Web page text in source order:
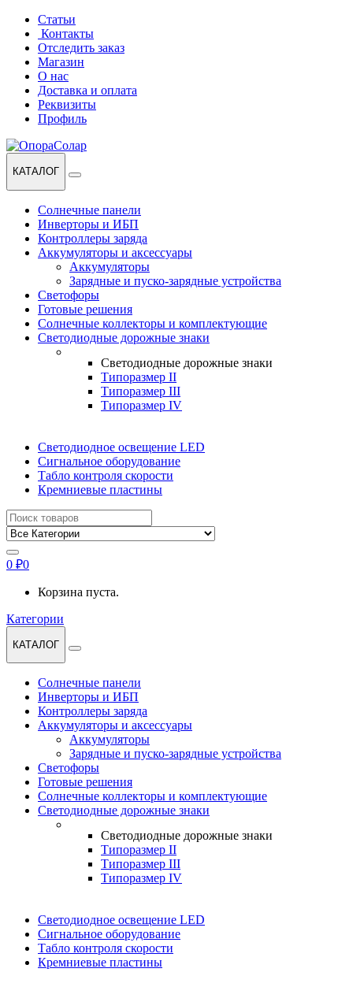
Перейти
навигации
Перейти
содержанию
Статьи
Контакты
Отследить заказ
Магазин
О нас
Доставка и оплата
Реквизиты
Профиль
КАТАЛОГ
Солнечные панели
Инверторы и ИБП
Контроллеры заряда
Аккумуляторы и аксессуары
Аккумуляторы
Зарядные и пуско-зарядные устройства
Светофоры
Готовые решения
Солнечные коллекторы и комплектующие
Светодиодные дорожные знаки
Светодиодные дорожные знаки
Типоразмер II
Типоразмер III
Типоразмер IV
Светодиодное освещение LED
Сигнальное оборудование
Табло контроля скорости
Кремниевые пластины
Найти:
0 ₽0
Корзина пуста.
Категории
КАТАЛОГ
Солнечные панели
Инверторы и ИБП
Контроллеры заряда
Аккумуляторы и аксессуары
Аккумуляторы
Зарядные и пуско-зарядные устройства
Светофоры
Готовые решения
Солнечные коллекторы и комплектующие
Светодиодные дорожные знаки
Светодиодные дорожные знаки
Типоразмер II
Типоразмер III
Типоразмер IV
Светодиодное освещение LED
Сигнальное оборудование
Табло контроля скорости
Кремниевые пластины